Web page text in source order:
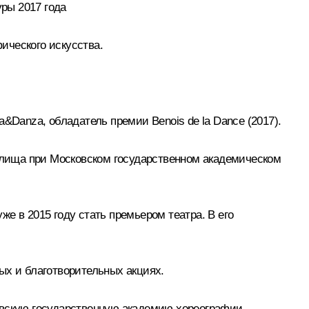
2017 года
искусства.
обладатель премии Benois de la Dance (2017).
при Московском государственном академическом
в 2015 году стать премьером театра. В его
и благотворительных акциях.